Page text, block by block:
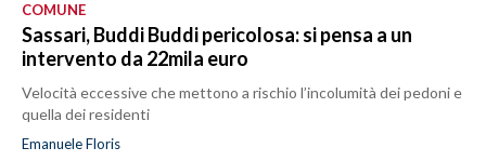
COMUNE
Sassari, Buddi Buddi pericolosa: si pensa a un
intervento da 22mila euro
Velocità eccessive che mettono a rischio l’incolumità dei pedoni e
quella dei residenti
Emanuele Floris